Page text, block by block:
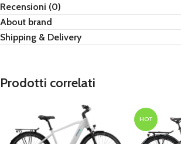
Recensioni (0)
About brand
Shipping & Delivery
Prodotti correlati
HOT